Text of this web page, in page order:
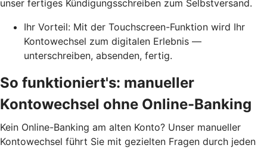
unser fertiges Kündigungsschreiben zum Selbstversand.
Ihr Vorteil: Mit der Touchscreen-Funktion wird Ihr
Kontowechsel zum digitalen Erlebnis —
unterschreiben, absenden, fertig.
So funktioniert's: manueller
Kontowechsel ohne Online-Banking
Kein Online-Banking am alten Konto? Unser manueller
Kontowechsel führt Sie mit gezielten Fragen durch jeden